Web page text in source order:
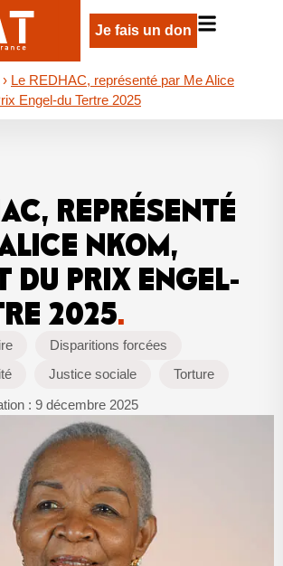
Je fais un don
› Le REDHAC, représenté par Me Alice
Engel-du Tertre 2025
REPRÉSENTÉ
NKOM,
DU PRIX ENGEL-
2025.
Disparitions forcées
Justice sociale
Torture
: 9 décembre 2025